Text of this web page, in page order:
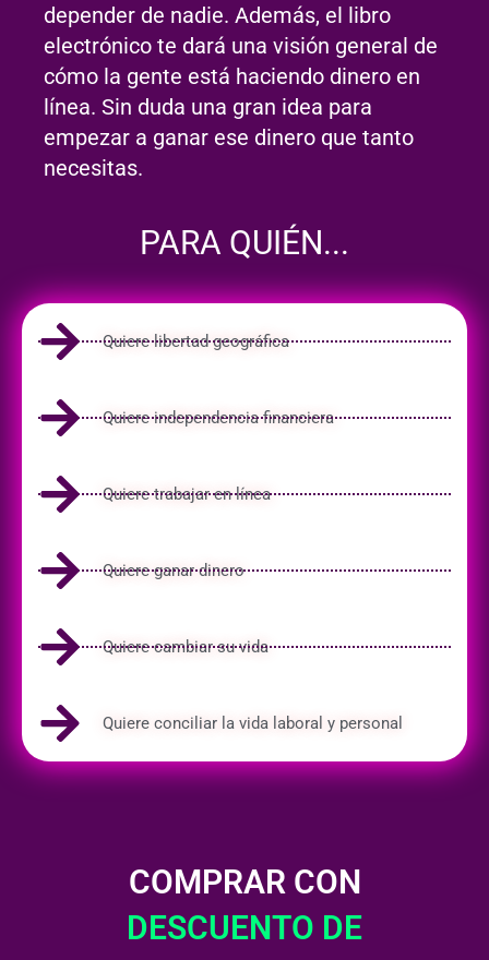
depender de nadie. Además, el libro
electrónico te dará una visión general de
cómo la gente está haciendo dinero en
línea. Sin duda una gran idea para
empezar a ganar ese dinero que tanto
necesitas.
PARA QUIÉN...
Quiere libertad geográfica
Quiere independencia financiera
Quiere trabajar en línea
Quiere ganar dinero
Quiere cambiar su vida
Quiere conciliar la vida laboral y personal
COMPRAR CON
DESCUENTO DE